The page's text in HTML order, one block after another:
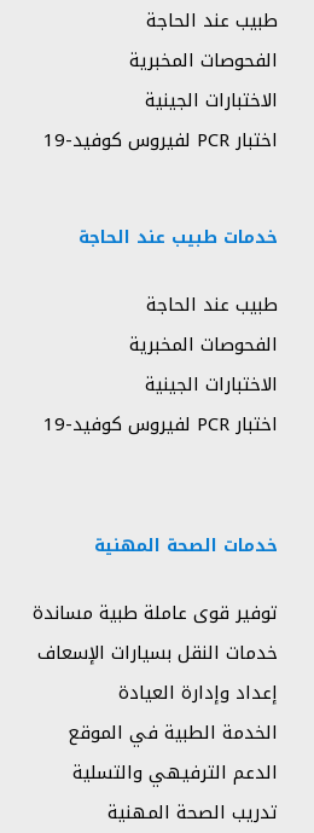
طبيب عند الحاجة
الفحوصات المخبرية
الاختبارات الجينية
اختبار PCR لفيروس كوفيد-19
خدمات طبيب عند الحاجة
طبيب عند الحاجة
الفحوصات المخبرية
الاختبارات الجينية
اختبار PCR لفيروس كوفيد-19
خدمات الصحة المهنية
توفير قوى عاملة طبية مساندة
خدمات النقل بسيارات الإسعاف
إعداد وإدارة العيادة
الخدمة الطبية في الموقع
الدعم الترفيهي والتسلية
تدريب الصحة المهنية